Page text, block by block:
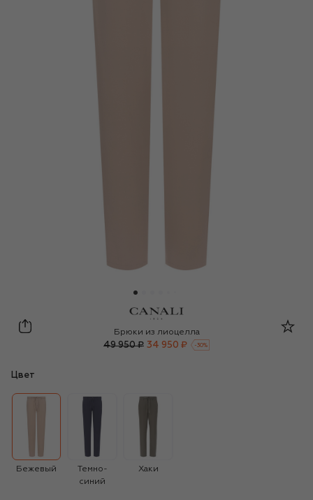
Canali
Брюки из лиоцелла
49 950 ₽ 34 950 ₽ -30%
Цвет
Бежевый
Темно-
синий
Хаки